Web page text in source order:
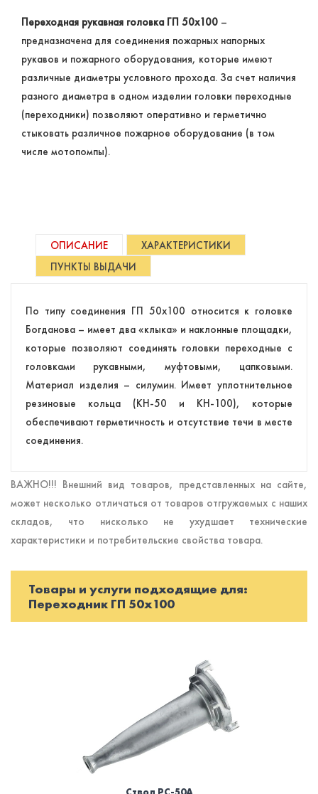
Переходная рукавная головка ГП 50х100 –
предназначена для соединения пожарных напорных
рукавов и пожарного оборудования, которые имеют
различные диаметры условного прохода. За счет наличия
разного диаметра в одном изделии головки переходные
(переходники) позволяют оперативно и герметично
стыковать различное пожарное оборудование (в том
числе мотопомпы).
ОПИСАНИЕ
ХАРАКТЕРИСТИКИ
ПУНКТЫ ВЫДАЧИ
По типу соединения ГП 50х100 относится к головке
Богданова – имеет два «клыка» и наклонные площадки,
которые позволяют соединять головки переходные с
головками рукавными, муфтовыми, цапковыми.
Материал изделия – силумин. Имеет уплотнительное
резиновые кольца (КН-50 и КН-100), которые
обеспечивают герметичность и отсутствие течи в месте
соединения.
ВАЖНО!!! Внешний вид товаров, представленных на сайте,
может несколько отличаться от товаров отгружаемых с наших
складов, что нисколько не ухудшает технические
характеристики и потребительские свойства товара.
Товары и услуги подходящие для:
Переходник ГП 50х100